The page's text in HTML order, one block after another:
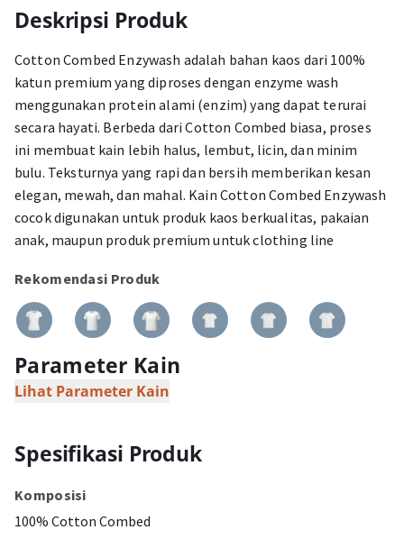
Deskripsi Produk
Cotton Combed Enzywash adalah bahan kaos dari 100%
katun premium yang diproses dengan enzyme wash
menggunakan protein alami (enzim) yang dapat terurai
secara hayati. Berbeda dari Cotton Combed biasa, proses
ini membuat kain lebih halus, lembut, licin, dan minim
bulu. Teksturnya yang rapi dan bersih memberikan kesan
elegan, mewah, dan mahal. Kain Cotton Combed Enzywash
cocok digunakan untuk produk kaos berkualitas, pakaian
anak, maupun produk premium untuk clothing line
Rekomendasi Produk
Parameter Kain
Lihat Parameter Kain
Spesifikasi Produk
Komposisi
100% Cotton Combed